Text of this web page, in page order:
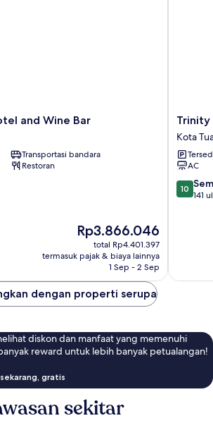
and Wine Bar
Transportasi bandara
Restoran
Harga
sekarang
Rp3.866.046
Rp3.866.046
total Rp4.401.397
termasuk pajak & biaya lainnya
1 Sep - 2 Sep
Trinity
Hotel
Kota
Tua
Rhodes
Kota
AC
10.0
dari
10
141
dengan properti serupa
diskon dan manfaat yang memenuhi
reward untuk lebih banyak petualangan!
gratis
sekitar